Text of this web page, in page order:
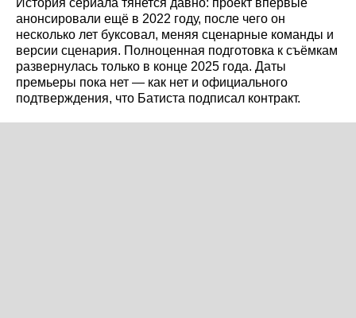
История сериала тянется давно: проект впервые
анонсировали ещё в 2022 году, после чего он
несколько лет буксовал, меняя сценарные команды и
версии сценария. Полноценная подготовка к съёмкам
развернулась только в конце 2025 года. Даты
премьеры пока нет — как нет и официального
подтверждения, что Батиста подписал контракт.